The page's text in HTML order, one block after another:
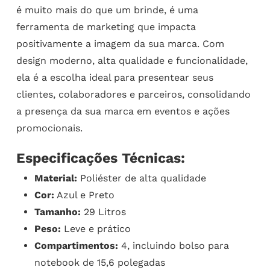
é muito mais do que um brinde, é uma
ferramenta de marketing que impacta
positivamente a imagem da sua marca. Com
design moderno, alta qualidade e funcionalidade,
ela é a escolha ideal para presentear seus
clientes, colaboradores e parceiros, consolidando
a presença da sua marca em eventos e ações
promocionais.
Especificações Técnicas:
Material: Poliéster de alta qualidade
Cor: Azul e Preto
Tamanho: 29 Litros
Peso: Leve e prático
Compartimentos: 4, incluindo bolso para
notebook de 15,6 polegadas